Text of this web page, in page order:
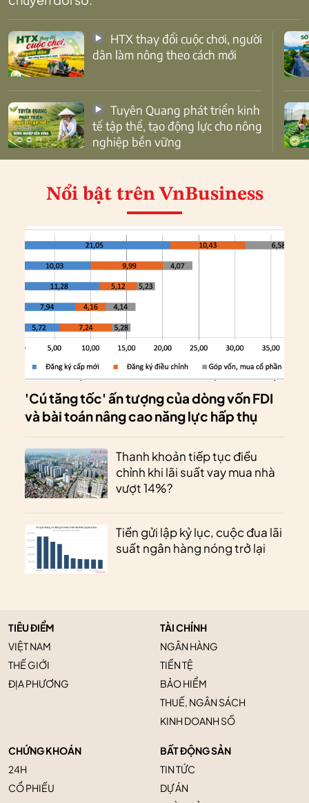
dân làm nông theo cách mới
tế tập thể, tạo động lực cho nông
nghiệp bền vững
Nổi bật trên VnBusiness
'Cú tăng tốc' ấn tượng của dòng vốn FDI
và bài toán nâng cao năng lực hấp thụ
Thanh khoản tiếp tục điều
chỉnh khi lãi suất vay mua nhà
vượt 14%?
Tiền gửi lập kỷ lục, cuộc đua lãi
suất ngân hàng nóng trở lại
TIÊU ĐIỂM
VIỆT NAM
THẾ GIỚI
ĐỊA PHƯƠNG
TÀI CHÍNH
NGÂN HÀNG
TIỀN TỆ
BẢO HIỂM
THUẾ, NGÂN SÁCH
KINH DOANH SỐ
CHỨNG KHOÁN
24H
CỔ PHIẾU
BẤT ĐỘNG SẢN
TIN TỨC
DỰ ÁN